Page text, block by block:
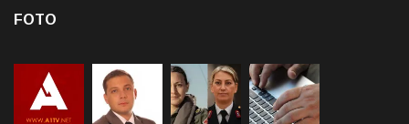
FOTO